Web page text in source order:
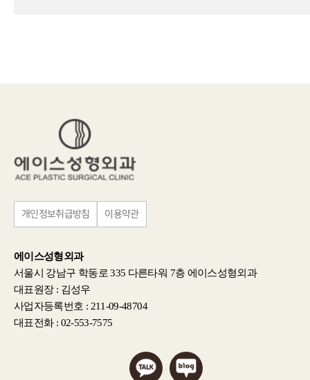
개인정보취급방침 이용약관
에이스성형외과
서울시 강남구 학동로 335 다른타워 7층 에이스성형외과
대표원장 : 김성우
사업자등록번호 : 211-09-48704
대표전화 : 02-553-7575